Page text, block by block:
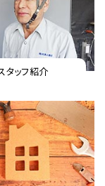
タッフ紹介